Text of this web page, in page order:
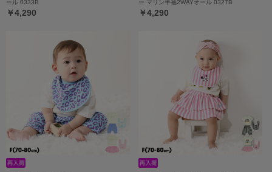
ール 0333B
￥4,290
ー マリン半袖2WAYオール 0327B
￥4,290